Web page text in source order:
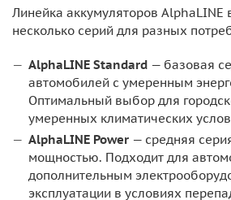
Линейка аккумуляторов AlphaLINE
несколько серий для разных
AlphaLINE Standard — базовая
автомобилей с умеренным
Оптимальный выбор для
умеренных климатических
AlphaLINE Power — средняя
мощностью. Подходит для
дополнительным
эксплуатации в условиях